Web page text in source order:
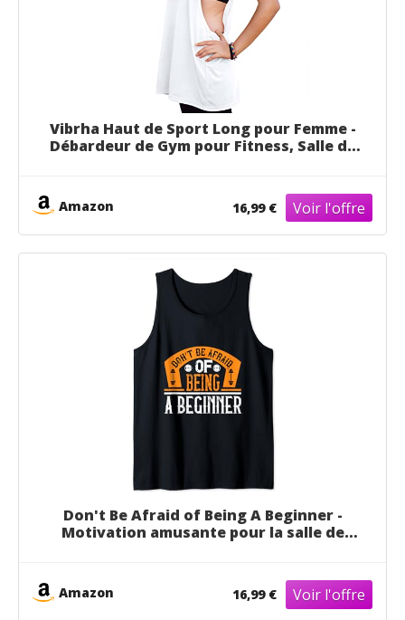
Vibrha Haut de Sport Long pour Femme -
Débardeur de Gym pour Fitness, Salle de
Amazon 16,99 €
Don't Be Afraid of Being A Beginner -
Motivation amusante pour la salle de
Amazon 16,99 €